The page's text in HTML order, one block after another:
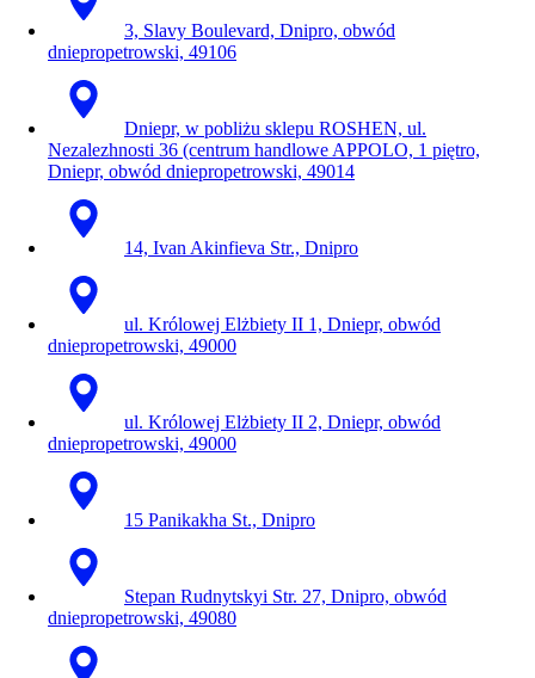
3, Slavy Boulevard, Dnipro, obwód
dniepropetrowski, 49106
Dniepr, w pobliżu sklepu ROSHEN, ul.
Nezalezhnosti 36 (centrum handlowe APPOLO, 1 piętro,
Dniepr, obwód dniepropetrowski, 49014
14, Ivan Akinfieva Str., Dnipro
ul. Królowej Elżbiety II 1, Dniepr, obwód
dniepropetrowski, 49000
ul. Królowej Elżbiety II 2, Dniepr, obwód
dniepropetrowski, 49000
15 Panikakha St., Dnipro
Stepan Rudnytskyi Str. 27, Dnipro, obwód
dniepropetrowski, 49080